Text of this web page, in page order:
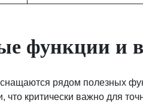
функции и
рядом полезных
что критически важно для